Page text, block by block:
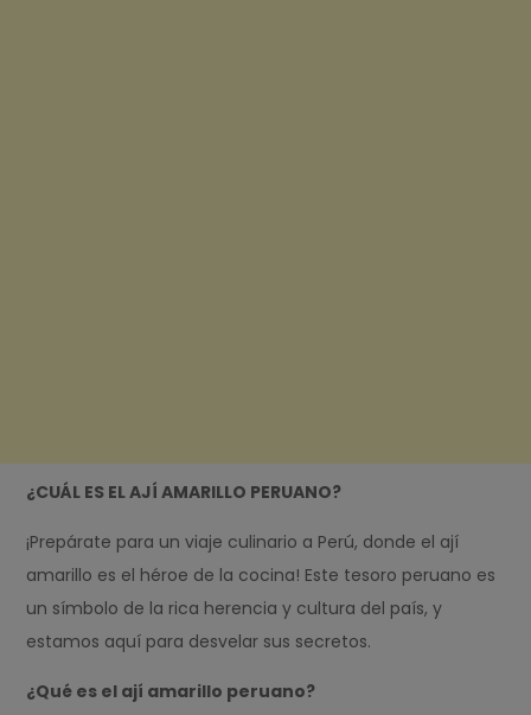
¿CUÁL ES EL AJÍ AMARILLO PERUANO?
¡Prepárate para un viaje culinario a Perú, donde el ají
amarillo es el héroe de la cocina! Este tesoro peruano es
un símbolo de la rica herencia y cultura del país, y
estamos aquí para desvelar sus secretos.
¿Qué es el ají amarillo peruano?